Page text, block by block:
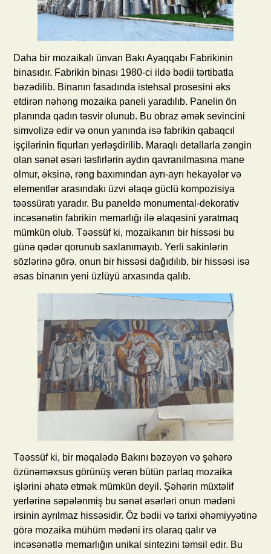
Daha bir mozaikalı ünvan Bakı Ayaqqabı Fabrikinin
binasıdır. Fabrikin binası 1980-ci ildə bədii tərtibatla
bəzədilib. Binanın fasadında istehsal prosesini əks
etdirən nəhəng mozaika paneli yaradılıb. Panelin ön
planında qadın təsvir olunub. Bu obraz əmək sevincini
simvolizə edir və onun yanında isə fabrikin qabaqcıl
işçilərinin fiqurları yerləşdirilib. Maraqlı detallarla zəngin
olan sənət əsəri təsfirlərin aydın qavranılmasına mane
olmur, əksinə, rəng baxımından ayrı-ayrı hekayələr və
elementlər arasındakı üzvi əlaqə güclü kompozisiya
təəssüratı yaradır. Bu paneldə monumental-dekorativ
incəsənətin fabrikin memarlığı ilə əlaqəsini yaratmaq
mümkün olub. Təəssüf ki, mozaikanın bir hissəsi bu
günə qədər qorunub saxlanımayıb. Yerli sakinlərin
sözlərinə görə, onun bir hissəsi dağıdılıb, bir hissəsi isə
əsas binanın yeni üzlüyü arxasında qalıb.
Təəssüf ki, bir məqalədə Bakını bəzəyən və şəhərə
özünəməxsus görünüş verən bütün parlaq mozaika
işlərini əhatə etmək mümkün deyil. Şəhərin müxtəlif
yerlərinə səpələnmiş bu sənət əsərləri onun mədəni
irsinin ayrılmaz hissəsidir. Öz bədii və tarixi əhəmiyyətinə
görə mozaika mühüm mədəni irs olaraq qalır və
incəsənətlə memarlığın unikal sintezini təmsil edir. Bu